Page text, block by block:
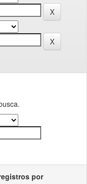
por